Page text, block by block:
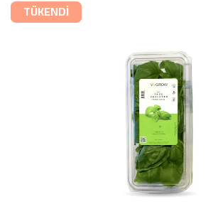
TÜKENDİ